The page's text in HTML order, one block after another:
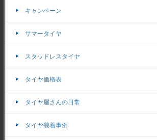
キャンペーン
サマータイヤ
スタッドレスタイヤ
タイヤ価格表
タイヤ屋さんの日常
タイヤ装着事例